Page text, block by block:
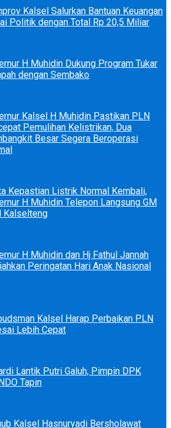
Kalsel Salurkan Bantuan Keuangan
Politik dengan Total Rp 20,5 Miliar
H Muhidin Dukung Program Tukar
dengan Sembako
Kalsel H Muhidin Pastikan PLN
Pemulihan Kelistrikan, Dua
Besar Segera Beroperasi
Kepastian Listrik Normal Kembali,
H Muhidin Telepon Langsung GM
Kalselteng
H Muhidin dan Hj Fathul Jannah
Peringatan Hari Anak Nasional
Kalsel Harap Perbaikan PLN
Lebih Cepat
Lantik Putri Galuh, Pimpin DPK
Tapin
Kalsel Hasnuryadi Bersholawat